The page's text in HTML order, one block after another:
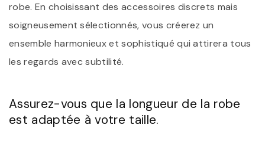
robe. En choisissant des accessoires discrets mais
soigneusement sélectionnés, vous créerez un
ensemble harmonieux et sophistiqué qui attirera tous
les regards avec subtilité.
Assurez-vous que la longueur de la robe
est adaptée à votre taille.